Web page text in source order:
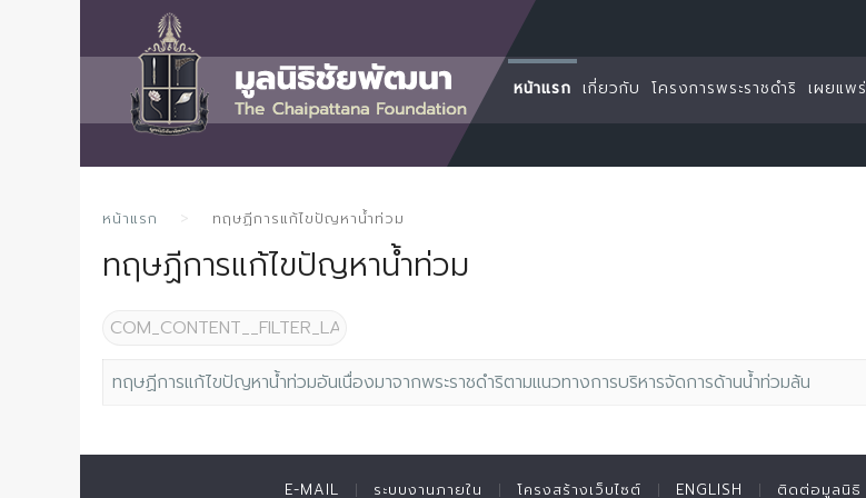
หน้าแรก เกี่ยวกับ โครงการพระราชดำริ เผยแพร่
หน้าแรก ทฤษฏีการแก้ไขปัญหาน้ำท่วม
ทฤษฏีการแก้ไขปัญหาน้ำท่วม
COM_CONTENT__FILTER_LABEL
ทฤษฏีการแก้ไขปัญหาน้ำท่วมอันเนื่องมาจากพระราชดำริตามแนวทางการบริหารจัดการด้านน้ำท่วมล้น
E-MAIL ระบบงานภายใน โครงสร้างเว็บไซต์ ENGLISH ติดต่อมูลนิธิ